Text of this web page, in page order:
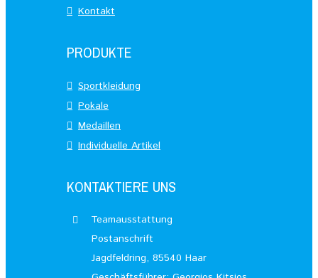
Kontakt
PRODUKTE
Sportkleidung
Pokale
Medaillen
Individuelle Artikel
KONTAKTIERE UNS
Teamausstattung
Postanschrift
Jagdfeldring, 85540 Haar